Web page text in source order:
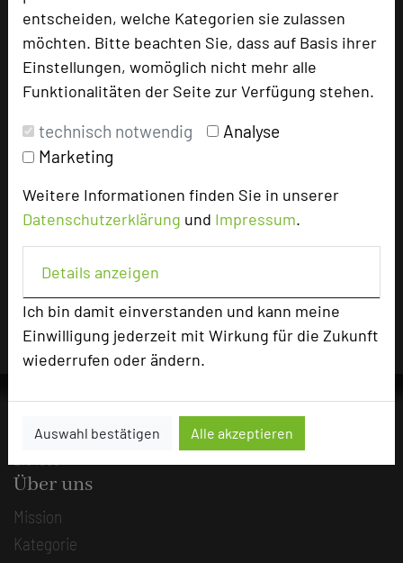
entscheiden, welche Kategorien sie zulassen
möchten. Bitte beachten Sie, dass auf Basis ihrer
Einstellungen, womöglich nicht mehr alle
Funktionalitäten der Seite zur Verfügung stehen.
technisch notwendig
Analyse
Marketing
Weitere Informationen finden Sie in unserer
Datenschutzerklärung und Impressum.
Details anzeigen
Ich bin damit einverstanden und kann meine
Einwilligung jederzeit mit Wirkung für die Zukunft
wiederrufen oder ändern.
Auswahl bestätigen Alle akzeptieren
Seminar, Klausur
2577 Seiten dieses Hotels wurden in den
aufgerufen.
Impressum zum Hotel
Hotels die Nutzungsrechte für dieses Portal eingeräumt
und sind dafür verantwortlich.
Über uns
Mission
Kategorie